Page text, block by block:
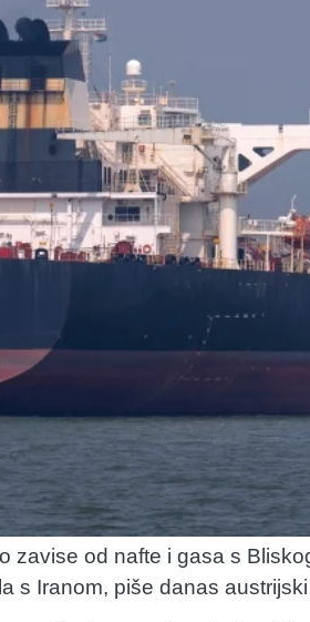
zavise od nafte i gasa s
s Iranom, piše danas